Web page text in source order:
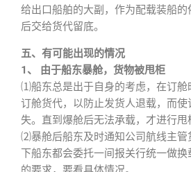
给出口船舶的大副，作为配载装船
后交给货代留底。
五、有可能出现的情况
1、 由于船东暴舱，货物被甩柜
⑴船东总是出于自身的考虑，在订舱
订舱货代，以防止发货人退载，而使
失。直到爆舱后无法承载，才进行甩
⑵暴舱后船东及时通知公司航线主管
下船东都会委托一间报关行统一做换